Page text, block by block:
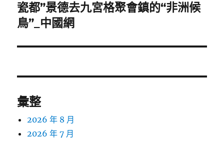
一
篇
章:
瓷都”景德去九宮格聚會鎮的“非洲候
鳥”_中國網
彙整
2026 年 8 月
2026 年 7 月